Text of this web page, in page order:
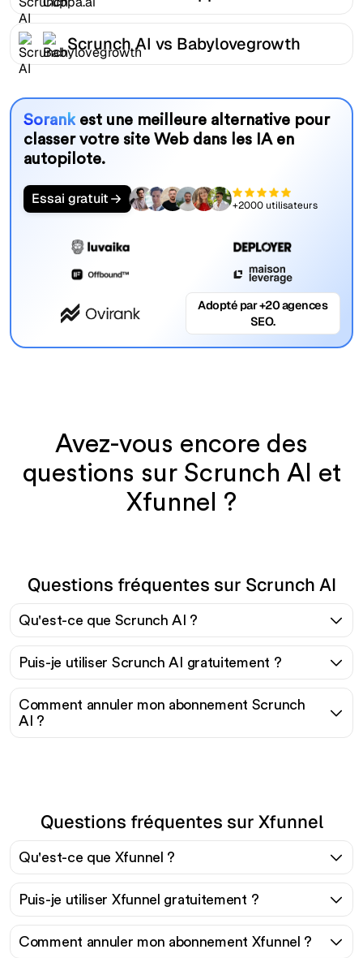
Scrunch AI vs Babylovegrowth
Sorankest une meilleure alternative pour
classer votre site Web dans les IA en
autopilote.
Essai gratuit +2000 utilisateurs
Adopté par +20 agences
SEO.
Avez-vous encore des
questions sur Scrunch AI et
Xfunnel ?
Questions fréquentes sur Scrunch AI
Qu'est-ce que Scrunch AI ?
Puis-je utiliser Scrunch AI gratuitement ?
Comment annuler mon abonnement Scrunch
AI ?
Questions fréquentes sur Xfunnel
Qu'est-ce que Xfunnel ?
Puis-je utiliser Xfunnel gratuitement ?
Comment annuler mon abonnement Xfunnel ?